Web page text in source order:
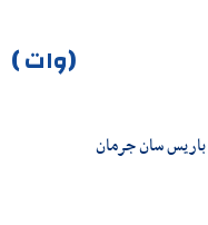
(وات )
باريس سان جرمان